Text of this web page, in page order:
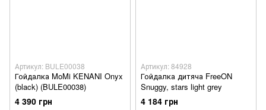
Артикул: BULE00038
Гойдалка MoMi KENANI Onyx
(black) (BULE00038)
4 390 грн
Артикул: 84928
Гойдалка дитяча FreeON
Snuggy, stars light grey
4 184 грн